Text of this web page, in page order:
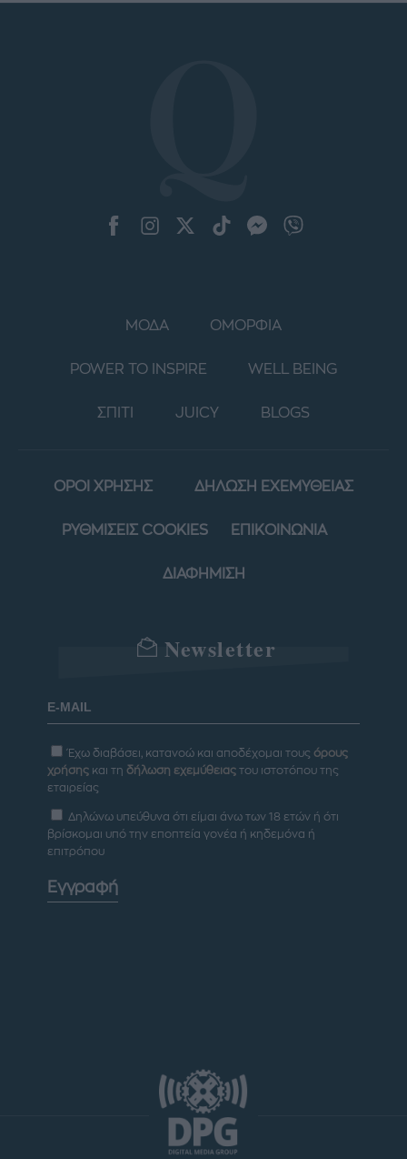
ΜΟΔΑ ΟΜΟΡΦΙΑ
POWER TO INSPIRE WELL BEING
ΣΠΙΤΙ JUICY BLOGS
ΟΡΟΙ ΧΡΗΣΗΣ ΔΗΛΩΣΗ ΕΧΕΜΥΘΕΙΑΣ
ΡΥΘΜΙΣΕΙΣ COOKIES ΕΠΙΚΟΙΝΩΝΙΑ
ΔΙΑΦΗΜΙΣΗ
Newsletter
Έχω διαβάσει, κατανοώ και αποδέχομαι τους όρους
χρήσης και τη δήλωση εχεμύθειας του ιστοτόπου της
εταιρείας
Δηλώνω υπεύθυνα ότι είμαι άνω των 18 ετών ή ότι
βρίσκομαι υπό την εποπτεία γονέα ή κηδεμόνα ή
επιτρόπου
Εγγραφή